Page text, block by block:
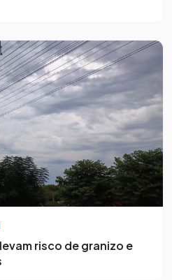
risco de granizo e